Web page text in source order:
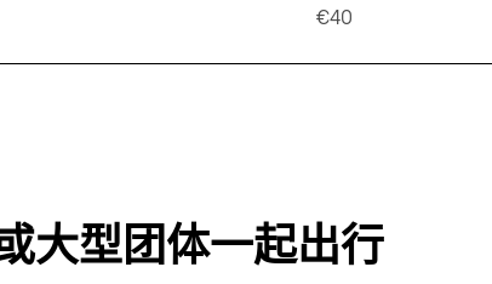
€40
大型团体一起出行